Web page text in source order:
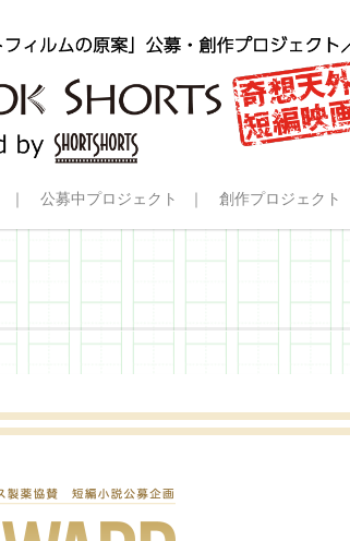
公募中プロジェクト 創作プロジェクト